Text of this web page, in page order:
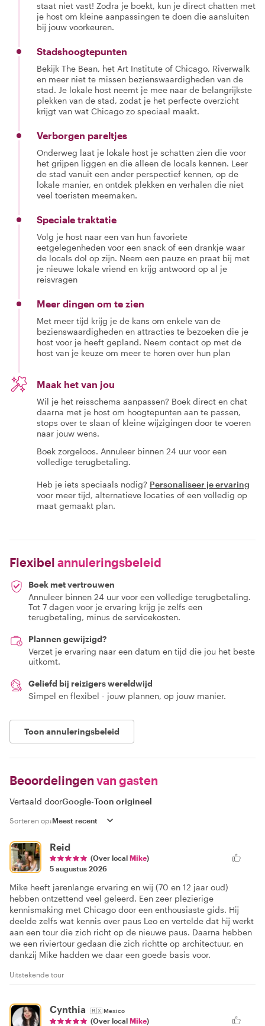
staat niet vast! Zodra je boekt, kun je direct chatten met
je host om kleine aanpassingen te doen die aansluiten
bij jouw voorkeuren.
Stadshoogtepunten
Bekijk The Bean, het Art Institute of Chicago, Riverwalk
en meer niet te missen bezienswaardigheden van de
stad. Je lokale host neemt je mee naar de belangrijkste
plekken van de stad, zodat je het perfecte overzicht
krijgt van wat Chicago zo speciaal maakt.
Verborgen pareltjes
Onderweg laat je lokale host je schatten zien die voor
het grijpen liggen en die alleen de locals kennen. Leer
de stad vanuit een ander perspectief kennen, op de
lokale manier, en ontdek plekken en verhalen die niet
veel toeristen meemaken.
Speciale traktatie
Volg je host naar een van hun favoriete
eetgelegenheden voor een snack of een drankje waar
de locals dol op zijn. Neem een pauze en praat bij met
je nieuwe lokale vriend en krijg antwoord op al je
reisvragen
Meer dingen om te zien
Met meer tijd krijg je de kans om enkele van de
bezienswaardigheden en attracties te bezoeken die je
host voor je heeft gepland. Neem contact op met de
host van je keuze om meer te horen over hun plan
Maak het van jou
Wil je het reisschema aanpassen? Boek direct en chat
daarna met je host om hoogtepunten aan te passen,
stops over te slaan of kleine wijzigingen door te voeren
naar jouw wens.
Boek zorgeloos. Annuleer binnen 24 uur voor een
volledige terugbetaling.
Heb je iets speciaals nodig? Personaliseer je ervaring
voor meer tijd, alternatieve locaties of een volledig op
maat gemaakt plan.
Flexibel annuleringsbeleid
Boek met vertrouwen
Annuleer binnen 24 uur voor een volledige terugbetaling.
Tot 7 dagen voor je ervaring krijg je zelfs een
terugbetaling, minus de servicekosten.
Plannen gewijzigd?
Verzet je ervaring naar een datum en tijd die jou het beste
uitkomt.
Geliefd bij reizigers wereldwijd
Simpel en flexibel - jouw plannen, op jouw manier.
Toon annuleringsbeleid
Beoordelingen van gasten
Vertaald doorGoogle-Toon origineel
Sorteren op:
Reid
(Over local Mike)
5 augustus 2026
Mike heeft jarenlange ervaring en wij (70 en 12 jaar oud)
hebben ontzettend veel geleerd. Een zeer plezierige
kennismaking met Chicago door een enthousiaste gids. Hij
deelde zelfs wat kennis over paus Leo en vertelde dat hij werkt
aan een tour die zich richt op de nieuwe paus. Daarna hebben
we een riviertour gedaan die zich richtte op architectuur, en
dankzij Mike hadden we daar een goede basis voor.
Uitstekende tour
Cynthia 🇲🇽Mexico
(Over local Mike)